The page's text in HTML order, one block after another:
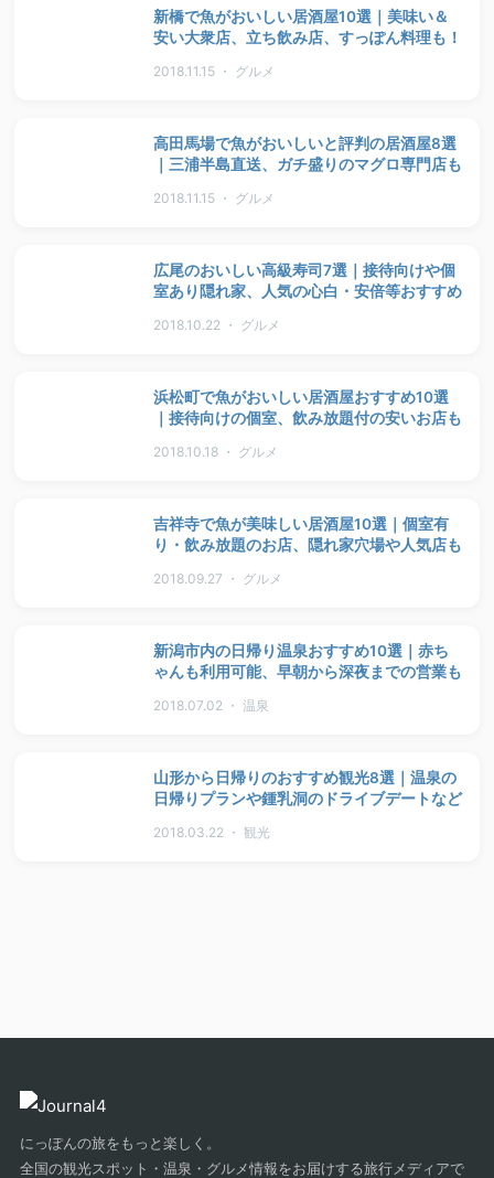
新橋で魚がおいしい居酒屋10選｜美味い＆
安い大衆店、立ち飲み店、すっぽん料理も！
2018.11.15 ・ グルメ
高田馬場で魚がおいしいと評判の居酒屋8選
｜三浦半島直送、ガチ盛りのマグロ専門店も
2018.11.15 ・ グルメ
広尾のおいしい高級寿司7選｜接待向けや個
室あり隠れ家、人気の心白・安倍等おすすめ
2018.10.22 ・ グルメ
浜松町で魚がおいしい居酒屋おすすめ10選
｜接待向けの個室、飲み放題付の安いお店も
2018.10.18 ・ グルメ
吉祥寺で魚が美味しい居酒屋10選｜個室有
り・飲み放題のお店、隠れ家穴場や人気店も
2018.09.27 ・ グルメ
新潟市内の日帰り温泉おすすめ10選｜赤ち
ゃんも利用可能、早朝から深夜までの営業も
2018.07.02 ・ 温泉
山形から日帰りのおすすめ観光8選｜温泉の
日帰りプランや鍾乳洞のドライブデートなど
2018.03.22 ・ 観光
にっぽんの旅をもっと楽しく。
全国の観光スポット・温泉・グルメ情報をお届けする旅行メディアで